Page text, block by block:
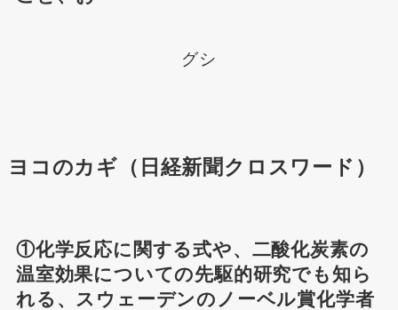
グシ
ヨコのカギ（日経新聞クロスワード）
①化学反応に関する式や、二酸化炭素の
温室効果についての先駆的研究でも知ら
れる、スウェーデンのノーベル賞化学者